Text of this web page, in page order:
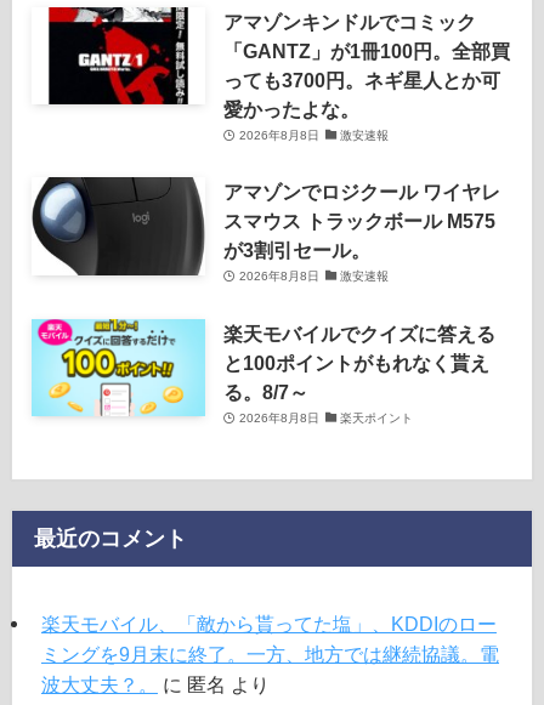
アマゾンキンドルでコミック
「GANTZ」が1冊100円。全部買
っても3700円。ネギ星人とか可
愛かったよな。
2026年8月8日 激安速報
アマゾンでロジクール ワイヤレ
スマウス トラックボール M575
が3割引セール。
2026年8月8日 激安速報
楽天モバイルでクイズに答える
と100ポイントがもれなく貰え
る。8/7～
2026年8月8日 楽天ポイント
最近のコメント
楽天モバイル、「敵から貰ってた塩」、KDDIのロー
ミングを9月末に終了。一方、地方では継続協議。電
波大丈夫？。
に 匿名 より